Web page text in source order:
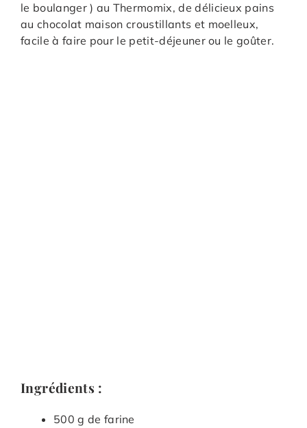
le boulanger ) au Thermomix, de délicieux pains
au chocolat maison croustillants et moelleux,
facile à faire pour le petit-déjeuner ou le goûter.
Ingrédients :
500 g de farine